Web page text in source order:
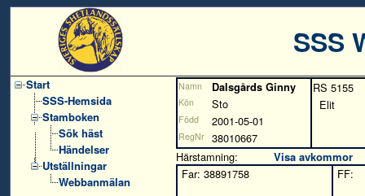
SSS
Start
SSS-Hemsida
Stamboken
Sök häst
Händelser
Utställningar
Webbanmälan
Namn Dalsgårds Ginny
Kön Sto
Född 2001-05-01
RegNr 38010667
RS 5155
Elit
Härstamning:
Visa avkommor
Far: 38891758
FF: